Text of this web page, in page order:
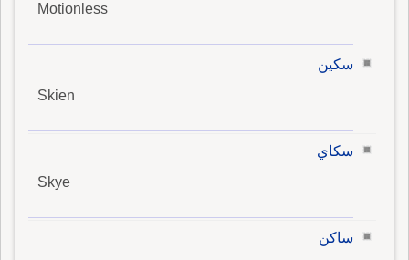
Motionless
سكين
Skien
سكاي
Skye
ساكن